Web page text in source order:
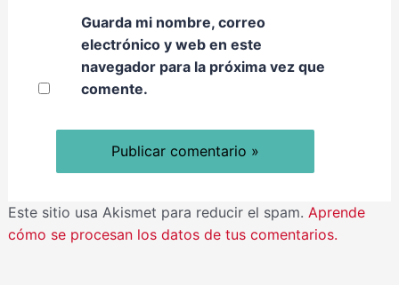
Guarda mi nombre, correo
electrónico y web en este
navegador para la próxima vez que
comente.
Este sitio usa Akismet para reducir el spam. Aprende
cómo se procesan los datos de tus comentarios.